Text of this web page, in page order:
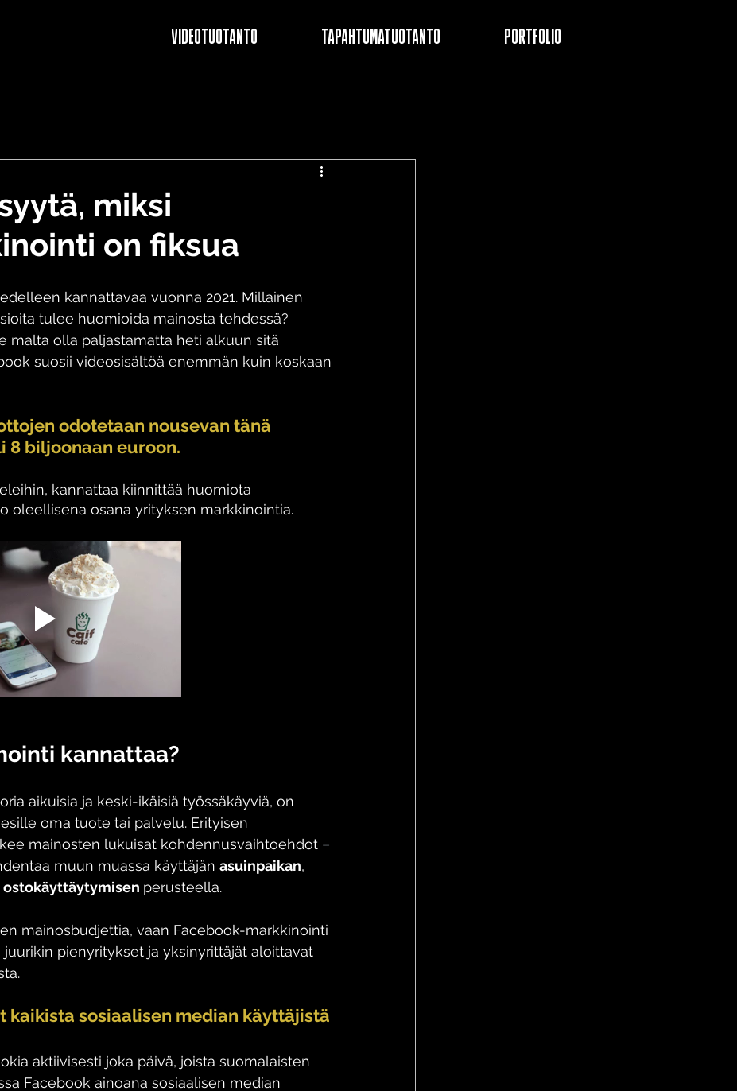
VIDEOTUOTANTO TAPAHTUMATUOTANTO PORTFOLIO
miksi
on fiksua
kannattavaa vuonna 2021. Millainen
tulee huomioida mainosta tehdessä?
malta olla paljastamatta heti alkuun sitä
suosii videosisältöä enemmän kuin koskaan
odotetaan nousevan tänä
8 biljoonaan euroon.
kannattaa kiinnittää huomiota
oleellisena osana yrityksen markkinointia.
kannattaa?
aikuisia ja keski-ikäisiä työssäkäyviä, on
oma tuote tai palvelu. Erityisen
mainosten lukuisat kohdennusvaihtoehdot –
muun muassa käyttäjän asuinpaikan,
ostokäyttäytymisen perusteella.
mainosbudjettia, vaan Facebook-markkinointi
pienyritykset ja yksinyrittäjät aloittavat
kaikista sosiaalisen median käyttäjistä
aktiivisesti joka päivä, joista suomalaisten
Facebook ainoana sosiaalisen median